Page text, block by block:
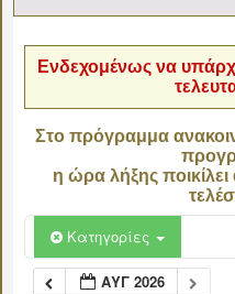
Ενδεχομένως να
Στο πρόγραμμα
η ώρα λήξης
Κατηγορίες
ΑΥΓ 2026